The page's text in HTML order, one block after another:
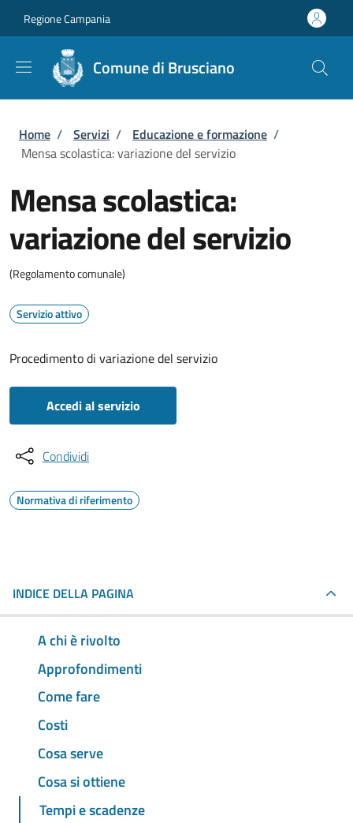
Regione Campania
Comune di Brusciano
Briciole di pane
Home / Servizi / Educazione e formazione /
Mensa scolastica: variazione del servizio
Mensa scolastica:
variazione del servizio
(Regolamento comunale)
Servizio attivo
Procedimento di variazione del servizio
Accedi al servizio
Condividi
Normativa di riferimento
INDICE DELLA PAGINA
A chi è rivolto
Approfondimenti
Come fare
Costi
Cosa serve
Cosa si ottiene
Tempi e scadenze